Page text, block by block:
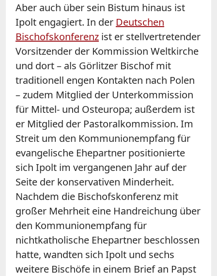
Aber auch über sein Bistum hinaus ist
Ipolt engagiert. In der Deutschen
Bischofskonferenz ist er stellvertretender
Vorsitzender der Kommission Weltkirche
und dort – als Görlitzer Bischof mit
traditionell engen Kontakten nach Polen
– zudem Mitglied der Unterkommission
für Mittel- und Osteuropa; außerdem ist
er Mitglied der Pastoralkommission. Im
Streit um den Kommunionempfang für
evangelische Ehepartner positionierte
sich Ipolt im vergangenen Jahr auf der
Seite der konservativen Minderheit.
Nachdem die Bischofskonferenz mit
großer Mehrheit eine Handreichung über
den Kommunionempfang für
nichtkatholische Ehepartner beschlossen
hatte, wandten sich Ipolt und sechs
weitere Bischöfe in einem Brief an Papst